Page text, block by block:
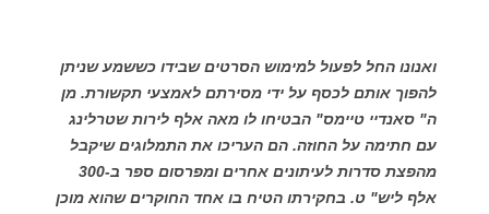
ואנונו החל לפעול למימוש הסרטים שבידו כששמע שניתן
להפוך אותם לכסף על ידי מסירתם לאמצעי תקשורת. מן
ה" סאנדיי טיימס" הבטיחו לו מאה אלף לירות שטרלינג
עם חתימה על החוזה. הם העריכו את התמלוגים שיקבל
מהפצת סדרות לעיתונים אחרים ומפרסום ספר ב-300
אלף ליש" ט. בחקירתו הטיח בו אחד החוקרים שהוא מוכן